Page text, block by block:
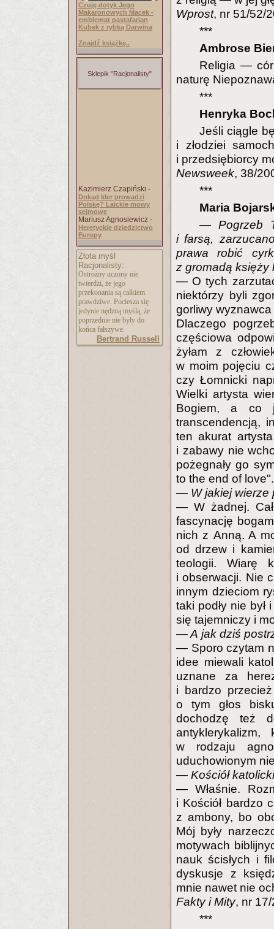
Czuję dotyk Jego
Makaronowych Macek -
emblemat pastafarian
Kubek z rybką Darwina
Znajdź książkę..
Sklepik "Racjonalisty"
Kazimierz Czapiński -
Dokąd kler prowadzi
Polskę? Laickie mowy
sejmowe
Mariusz Agnosiewicz -
Heretyckie dziedzictwo
Europy
Złota myśl
Racjonalisty:
Ostrożny uczony nie
twierdzi, że jego
przekonania są całkiem
prawdziwe. Pociesza się
jedynie nędzną myślą, że
poprzednie nie były do
końca fałszywe.
Bertrand Russell
Wprost, nr 51/52/
***
Ambrose
Religia —
naturę
***
Henryka
Jeśli ciągle
i złodziei
i przedsiębiorcy
Newsweek, 38/
***
Maria
— Pogrzeb
i farsą,
prawa robić
z gromadą księży
— O tych
niektórzy byli
gorliwy
Dlaczego
częściowa
żyłam z
w moim pojęciu
czy Łomnicki
Wielki artysta
Bogiem, a co
transcendencją,
ten akurat
i zabawy nie
pożegnały go
to the end of love".
— W jakiej wierze
— W żadnej.
fascynację
nich z Anną. A
od drzew i
teologii. Wiarę
i obserwacji. Nie
innym dzieciom
taki podły nie był
się tajemniczy i
— A jak dziś
— Sporo czytam
idee miewali
uznane za
i bardzo
o tym głos
dochodzę też
w rodzaju
uduchowionym
— Kościół
— Właśnie.
i Kościół bardzo
z ambony, bo
Mój były
motywach
nauk ścisłych i
dyskusje z
mnie nawet nie
Fakty i Mity, nr
***